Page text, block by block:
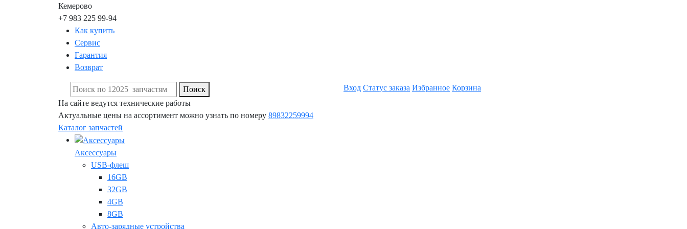
Кемерово
+7 983 225 99-94
Как купить
Сервис
Гарантия
Возврат
Поиск Вход Статус заказа Избранное Корзина
На сайте ведутся технические работы
Актуальные цены на ассортимент можно узнать по номеру 89832259994
Каталог запчастей
Аксессуары
USB-флеш
16GB
32GB
4GB
8GB
Авто-зарядные устройства